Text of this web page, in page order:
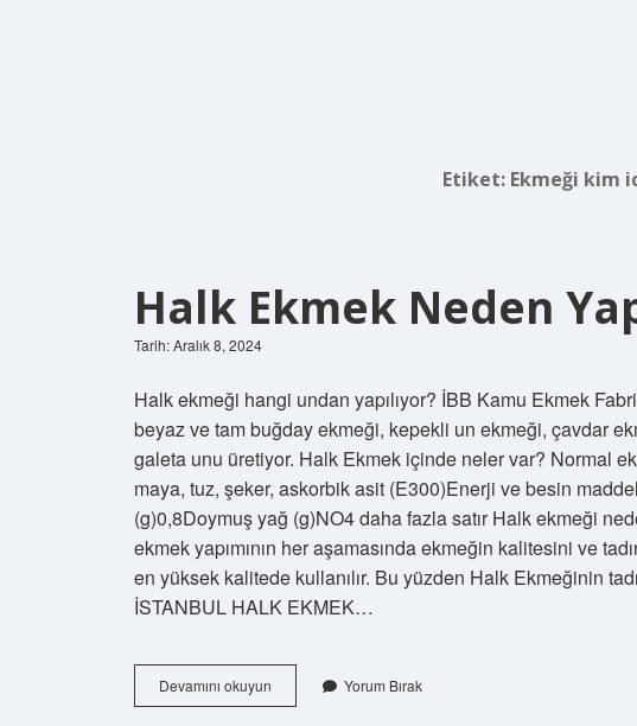
Etiket: Ekmeği kim
Halk Ekmek Neden
Tarih: Aralık 8, 2024
Halk ekmeği hangi undan yapılıyor? İBB Kamu Ekmek
beyaz ve tam buğday ekmeği, kepekli un ekmeği, çavdar
galeta unu üretiyor. Halk Ekmek içinde neler var? Normal
maya, tuz, şeker, askorbik asit (E300)Enerji ve besin
(g)0,8Doymuş yağ (g)NO4 daha fazla satır Halk ekmeği
ekmek yapımının her aşamasında ekmeğin kalitesini ve
en yüksek kalitede kullanılır. Bu yüzden Halk Ekmeğinin
İSTANBUL HALK EKMEK…
Devamını okuyun
Ekmek
Yorum Bırak